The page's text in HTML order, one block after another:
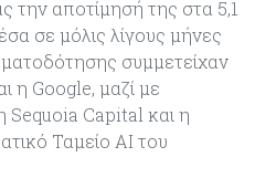
την αποτίμησή της στα 5,1
σε μόλις λίγους μήνες
συμμετείχαν
η Google, μαζί με
Sequoia Capital και η
Ταμείο AI του